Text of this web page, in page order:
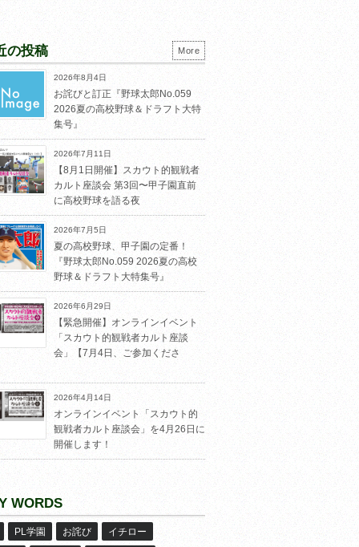
の投稿
2026年8月4日
お詫びと訂正『野球太郎No.059
2026夏の高校野球＆ドラフト大特
集号』
2026年7月11日
【8月1日開催】スカウト的観戦者
カルト座談会 第3回〜甲子園直前
に高校野球を語る夜
2026年7月5日
夏の高校野球、甲子園の定番！
『野球太郎No.059 2026夏の高校
野球＆ドラフト大特集号』
2026年6月29日
【緊急開催】オンラインイベント
「スカウト的観戦者カルト座談
会」【7月4日、ご参加くださ
2026年4月14日
オンラインイベント「スカウト的
観戦者カルト座談会」を4月26日に
開催します！
More
WORDS
PL学園 お詫び イチロー